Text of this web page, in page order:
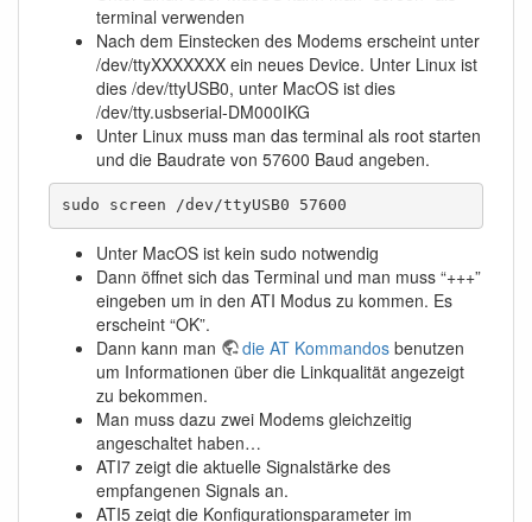
terminal verwenden
Nach dem Einstecken des Modems erscheint unter
/dev/ttyXXXXXXX ein neues Device. Unter Linux ist
dies /dev/ttyUSB0, unter MacOS ist dies
/dev/tty.usbserial-DM000IKG
Unter Linux muss man das terminal als root starten
und die Baudrate von 57600 Baud angeben.
sudo screen /dev/ttyUSB0 57600
Unter MacOS ist kein sudo notwendig
Dann öffnet sich das Terminal und man muss “+++”
eingeben um in den ATI Modus zu kommen. Es
erscheint “OK”.
Dann kann man
die AT Kommandos benutzen
um Informationen über die Linkqualität angezeigt
zu bekommen.
Man muss dazu zwei Modems gleichzeitig
angeschaltet haben…
ATI7 zeigt die aktuelle Signalstärke des
empfangenen Signals an.
ATI5 zeigt die Konfigurationsparameter im